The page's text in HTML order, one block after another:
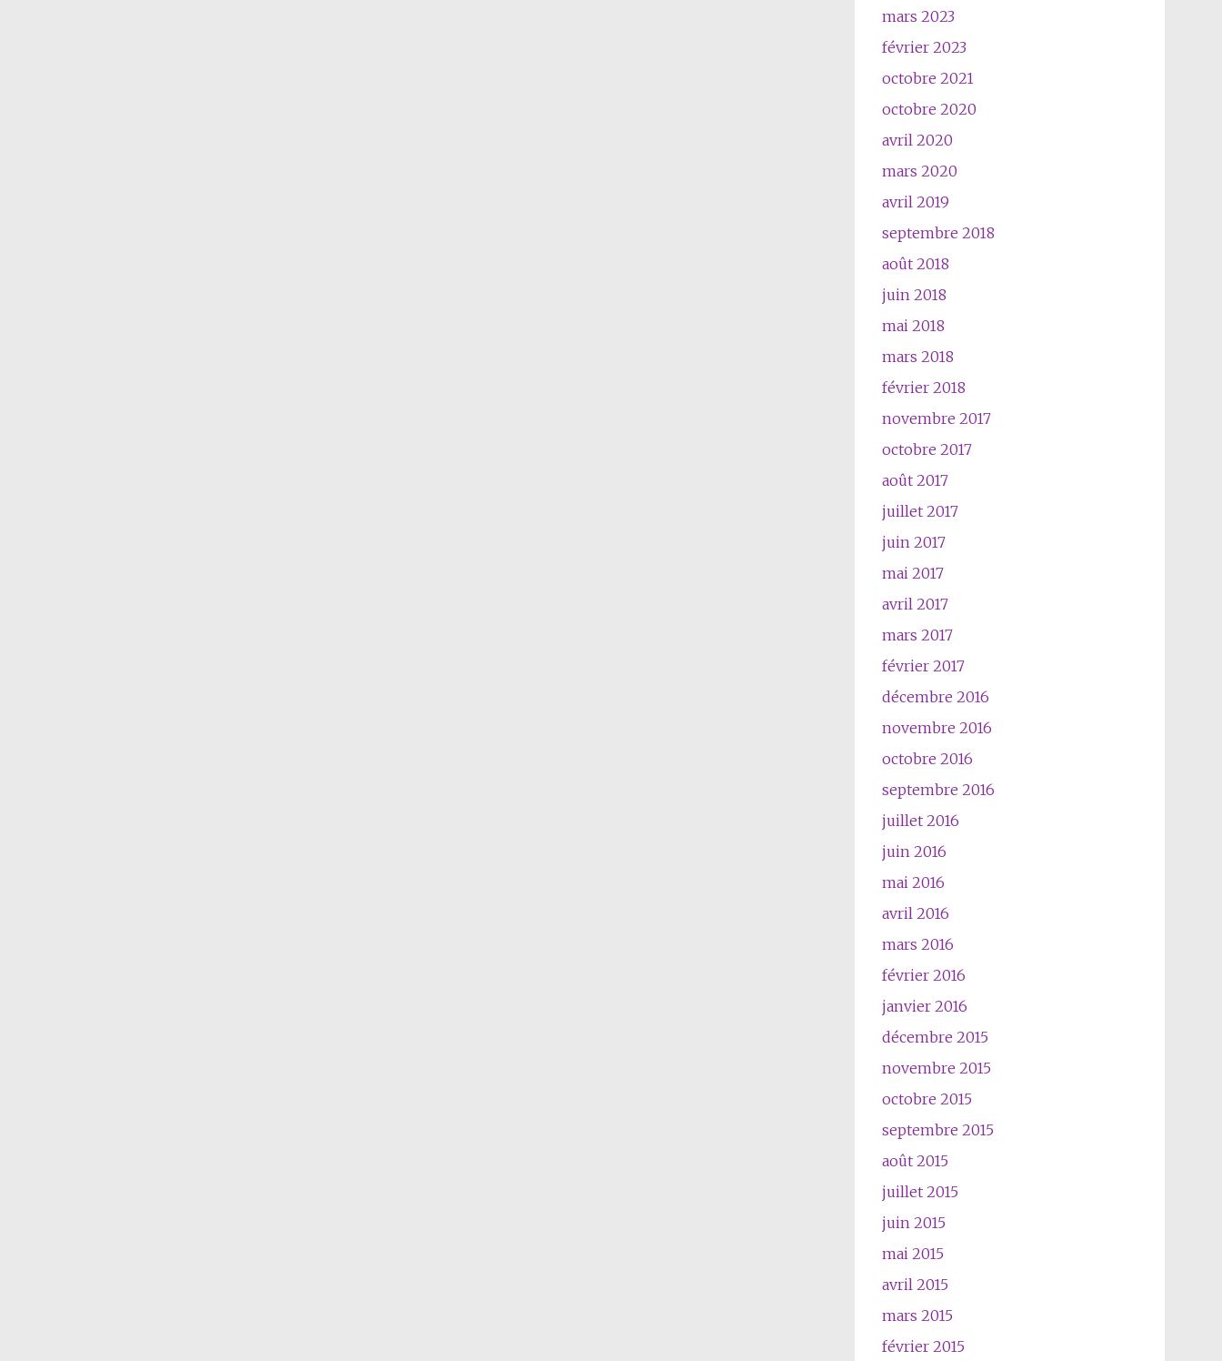
mars 2023
février 2023
octobre 2021
octobre 2020
avril 2020
mars 2020
avril 2019
septembre 2018
août 2018
juin 2018
mai 2018
mars 2018
février 2018
novembre 2017
octobre 2017
août 2017
juillet 2017
juin 2017
mai 2017
avril 2017
mars 2017
février 2017
décembre 2016
novembre 2016
octobre 2016
septembre 2016
juillet 2016
juin 2016
mai 2016
avril 2016
mars 2016
février 2016
janvier 2016
décembre 2015
novembre 2015
octobre 2015
septembre 2015
août 2015
juillet 2015
juin 2015
mai 2015
avril 2015
mars 2015
février 2015